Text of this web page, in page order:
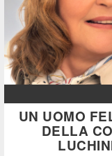
UN UOMO
DELLA